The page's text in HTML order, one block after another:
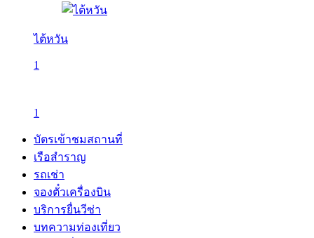
ไต้หวัน
1
1
บัตรเข้าชมสถานที่
เรือสำราญ
รถเช่า
จองตั๋วเครื่องบิน
บริการยื่นวีซ่า
บทความท่องเที่ยว